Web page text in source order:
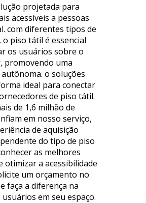
projetada para
acessíveis a pessoas
com diferentes tipos de
piso tátil é essencial
os usuários sobre o
promovendo uma
o soluções
ideal para conectar
de piso tátil.
de 1,6 milhão de
em nosso serviço,
de aquisição
do tipo de piso
as melhores
otimizar a acessibilidade
um orçamento no
faça a diferença na
em seu espaço.